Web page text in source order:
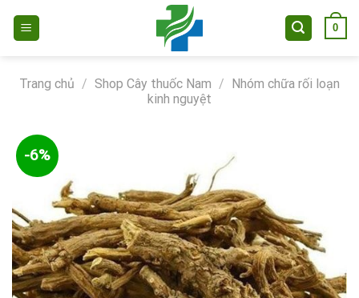
0
Trang chủ / Shop Cây thuốc Nam / Nhóm chữa rối loạn
kinh nguyệt
-6%